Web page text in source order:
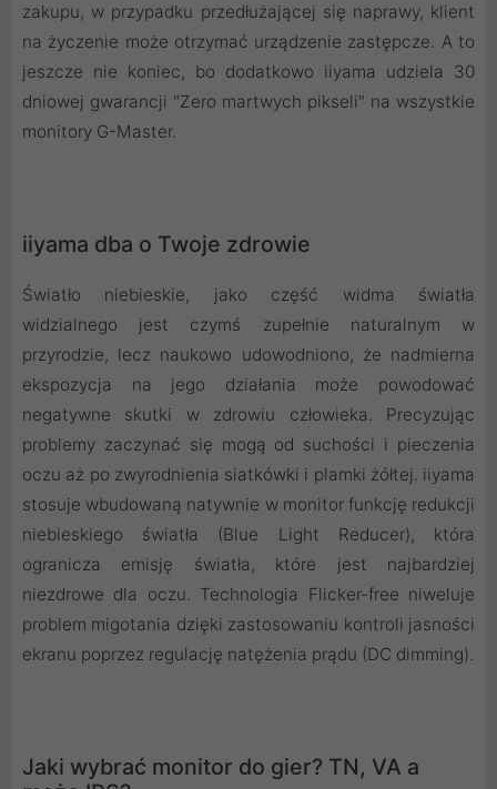
zakupu, w przypadku przedłużającej się naprawy, klient
na życzenie może otrzymać urządzenie zastępcze. A to
jeszcze nie koniec, bo dodatkowo iiyama udziela 30
dniowej gwarancji "Zero martwych pikseli" na wszystkie
monitory G-Master.
iiyama dba o Twoje zdrowie
Światło niebieskie, jako część widma światła
widzialnego jest czymś zupełnie naturalnym w
przyrodzie, lecz naukowo udowodniono, że nadmierna
ekspozycja na jego działania może powodować
negatywne skutki w zdrowiu człowieka. Precyzując
problemy zaczynać się mogą od suchości i pieczenia
oczu aż po zwyrodnienia siatkówki i plamki żółtej. iiyama
stosuje wbudowaną natywnie w monitor funkcję redukcji
niebieskiego światła (Blue Light Reducer), która
ogranicza emisję światła, które jest najbardziej
niezdrowe dla oczu. Technologia Flicker-free niweluje
problem migotania dzięki zastosowaniu kontroli jasności
ekranu poprzez regulację natężenia prądu (DC dimming).
Jaki wybrać monitor do gier? TN, VA a